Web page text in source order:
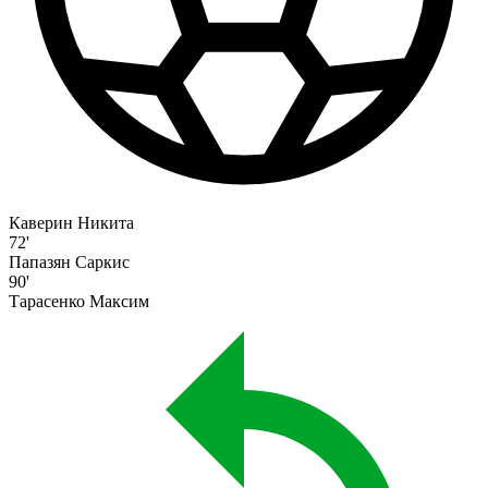
Каверин Никита
72'
Папазян Саркис
90'
Тарасенко Максим